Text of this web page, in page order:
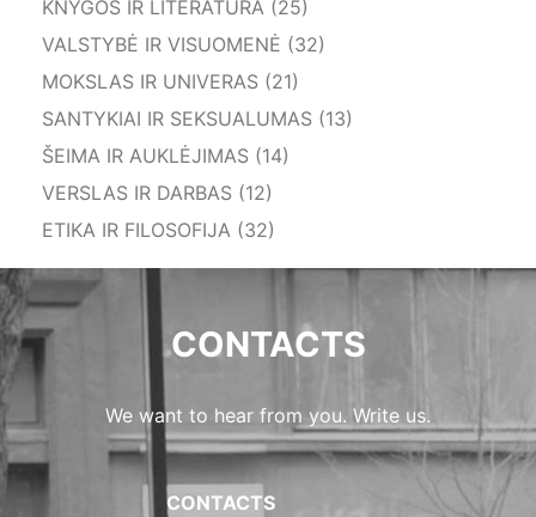
KNYGOS IR LITERATŪRA (25)
VALSTYBĖ IR VISUOMENĖ (32)
MOKSLAS IR UNIVERAS (21)
SANTYKIAI IR SEKSUALUMAS (13)
ŠEIMA IR AUKLĖJIMAS (14)
VERSLAS IR DARBAS (12)
ETIKA IR FILOSOFIJA (32)
CONTACTS
We want to hear from you. Write us.
CONTACTS